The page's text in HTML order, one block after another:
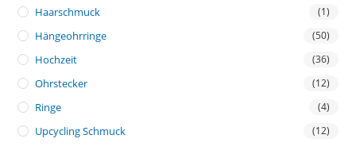
Haarschmuck (1)
Hängeohrringe (50)
Hochzeit (36)
Ohrstecker (12)
Ringe (4)
Upcycling Schmuck (12)